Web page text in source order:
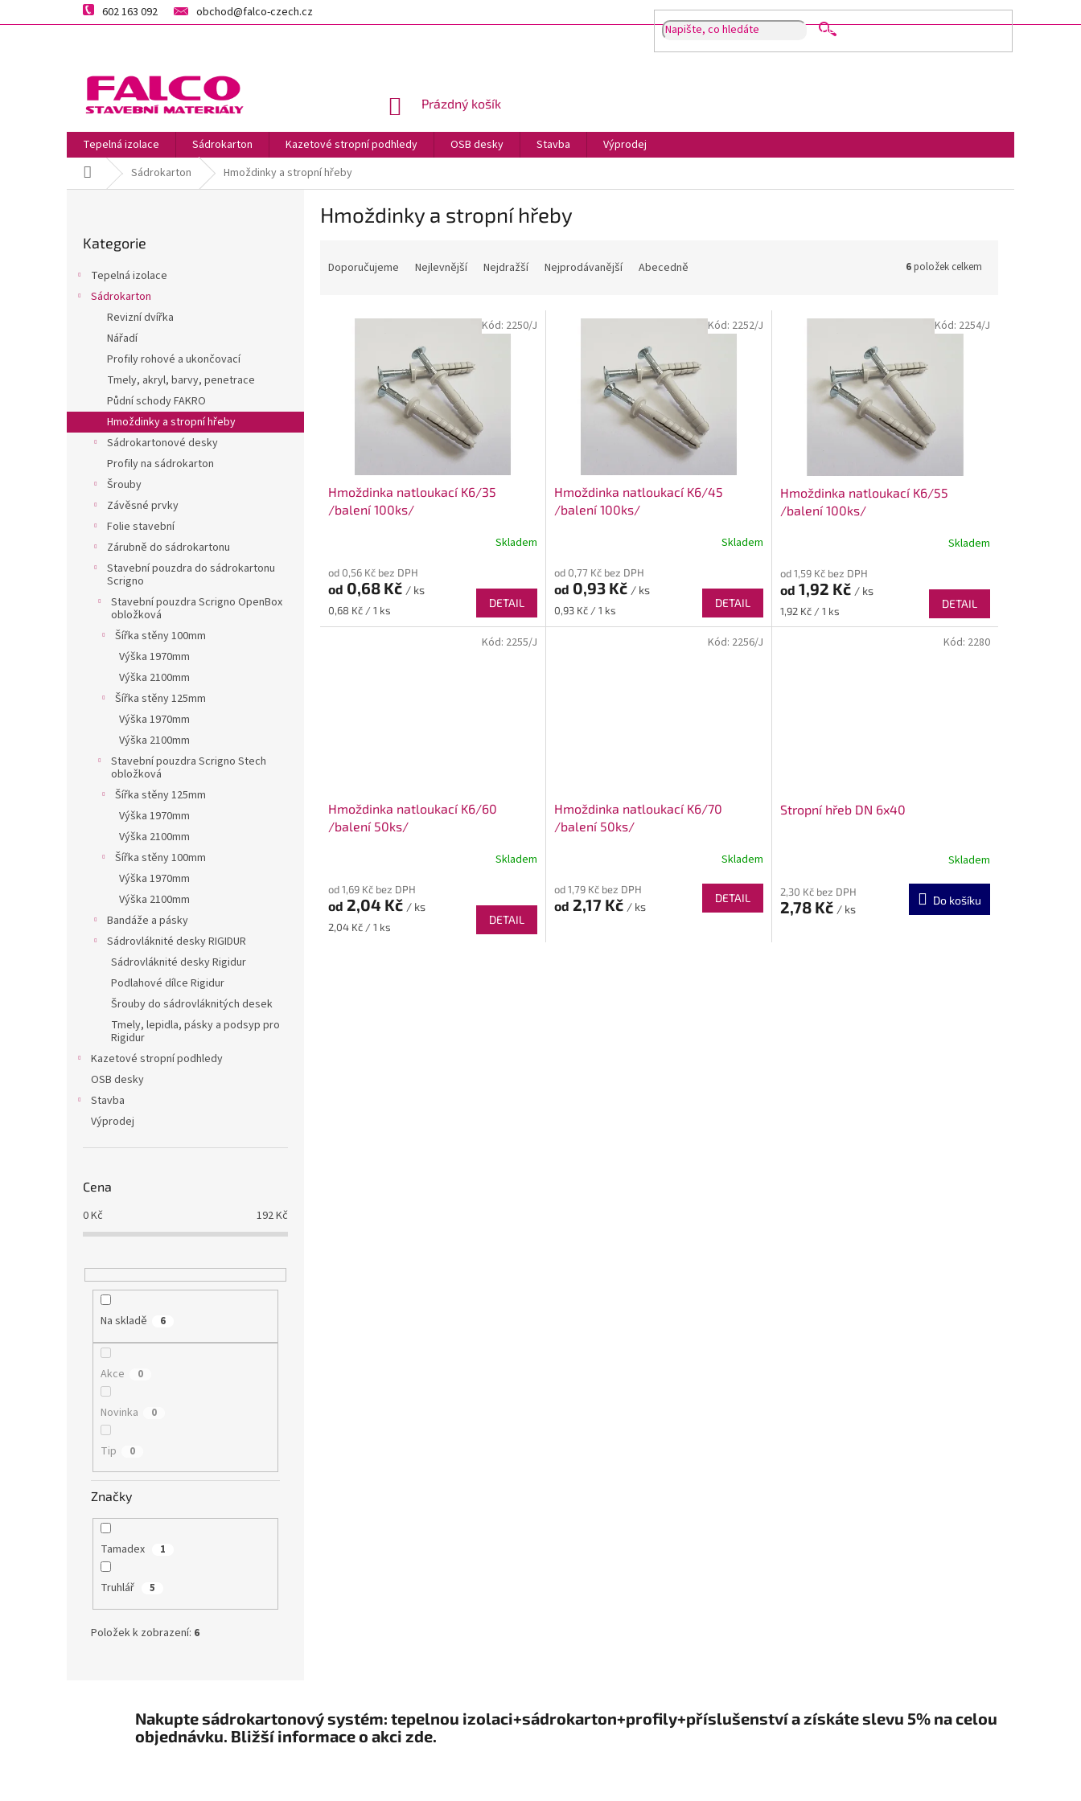
na
602 163 092 obchod@falco-czech.cz
HLEDAT
NÁKUPNÍ
Prázdný košík
Tepelná izolace Sádrokarton Kazetové stropní podhledy OSB desky Stavba
Výprodej
Domů Sádrokarton Hmoždinky a stropní hřeby
e
l
kategorie
Kategorie
Tepelná izolace
Sádrokarton
Revizní dvířka
Nářadí
Profily rohové a ukončovací
Tmely, akryl, barvy, penetrace
Půdní schody FAKRO
Hmoždinky a stropní hřeby
Sádrokartonové desky
Profily na sádrokarton
Šrouby
Závěsné prvky
Folie stavební
Zárubně do sádrokartonu
Stavební pouzdra do sádrokartonu
Scrigno
Stavební pouzdra Scrigno OpenBox
obložková
Šířka stěny 100mm
Výška 1970mm
Výška 2100mm
Šířka stěny 125mm
Výška 1970mm
Výška 2100mm
Stavební pouzdra Scrigno Stech
obložková
Šířka stěny 125mm
Výška 1970mm
Výška 2100mm
Šířka stěny 100mm
Výška 1970mm
Výška 2100mm
Bandáže a pásky
Sádrovláknité desky RIGIDUR
Sádrovláknité desky Rigidur
Podlahové dílce Rigidur
Šrouby do sádrovláknitých desek
Tmely, lepidla, pásky a podsyp pro
Rigidur
Kazetové stropní podhledy
OSB desky
Stavba
Výprodej
Cena
0Kč 192Kč
Na skladě 6
Akce 0
Novinka 0
Tip 0
Značky
Tamadex 1
Truhlář 5
Položek k zobrazení: 6
Hmoždinky a stropní hřeby
Doporučujeme Nejlevnější Nejdražší Nejprodávanější Abecedně 6položek celkem
Hmoždinka natloukací K6/35
/balení 100ks/
Skladem
od 0,56 Kč bez DPH
od 0,68 Kč / ks
Měrná
cena:
0,68 Kč / 1 ks
DETAIL
Kód: 2250/J
Hmoždinka natloukací K6/45
/balení 100ks/
Skladem
od 0,77 Kč bez DPH
od 0,93 Kč / ks
Měrná
cena:
0,93 Kč / 1 ks
DETAIL
Kód: 2252/J
Hmoždinka natloukací K6/55
/balení 100ks/
Skladem
od 1,59 Kč bez DPH
od 1,92 Kč / ks
Měrná
cena:
1,92 Kč / 1 ks
DETAIL
Kód: 2254/J
Hmoždinka natloukací K6/60
/balení 50ks/
Skladem
od 1,69 Kč bez DPH
od 2,04 Kč / ks
Měrná
2,04 Kč / 1 ks
DETAIL
Kód: 2255/J
Hmoždinka natloukací K6/70
/balení 50ks/
Skladem
od 1,79 Kč bez DPH
od 2,17 Kč / ks
DETAIL
Kód: 2256/J
Stropní hřeb DN 6x40
Skladem
2,30 Kč bez DPH
2,78 Kč / ks
Do košíku
Kód: 2280
Nakupte sádrokartonový systém: tepelnou izolaci+sádrokarton+profily+příslušenství a získáte slevu 5% na celou
objednávku. Bližší informace o akci zde.